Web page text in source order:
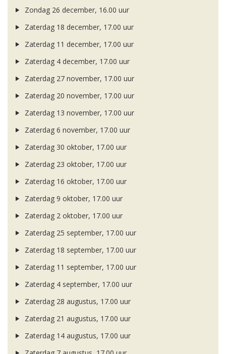
Zondag 26 december, 16.00 uur
Zaterdag 18 december, 17.00 uur
Zaterdag 11 december, 17.00 uur
Zaterdag 4 december, 17.00 uur
Zaterdag 27 november, 17.00 uur
Zaterdag 20 november, 17.00 uur
Zaterdag 13 november, 17.00 uur
Zaterdag 6 november, 17.00 uur
Zaterdag 30 oktober, 17.00 uur
Zaterdag 23 oktober, 17.00 uur
Zaterdag 16 oktober, 17.00 uur
Zaterdag 9 oktober, 17.00 uur
Zaterdag 2 oktober, 17.00 uur
Zaterdag 25 september, 17.00 uur
Zaterdag 18 september, 17.00 uur
Zaterdag 11 september, 17.00 uur
Zaterdag 4 september, 17.00 uur
Zaterdag 28 augustus, 17.00 uur
Zaterdag 21 augustus, 17.00 uur
Zaterdag 14 augustus, 17.00 uur